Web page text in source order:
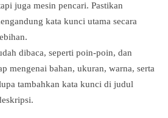
juga mesin pencari. Pastikan
kata kunci utama secara
dibaca, seperti poin-poin, dan
mengenai bahan, ukuran, warna, serta
tambahkan kata kunci di judul